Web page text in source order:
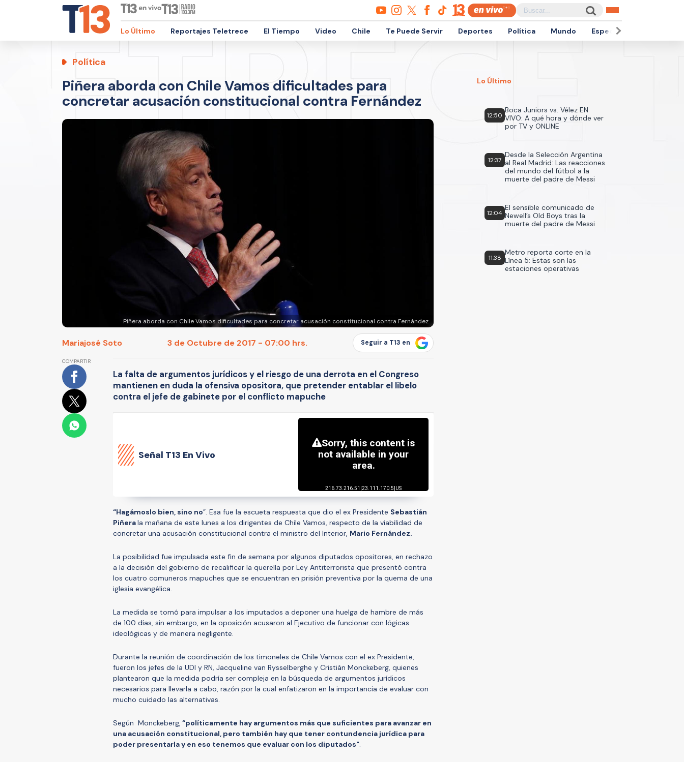
Lo Último Reportajes Teletrece El Tiempo Video Chile Te Puede Servir Deportes Política Mundo Espectáculos
Política
Piñera aborda con Chile Vamos dificultades para
concretar acusación constitucional contra Fernández
Piñera aborda con Chile Vamos dificultades para concretar acusación constitucional contra Fernández
Mariajosé Soto 3 de Octubre de 2017 - 07:00 hrs. Seguir a T13 en
COMPARTIR
La falta de argumentos jurídicos y el riesgo de una derrota en el Congreso
mantienen en duda la ofensiva opositora, que pretender entablar el libelo
contra el jefe de gabinete por el conflicto mapuche
Señal T13 En Vivo
“Hagámoslo bien, sino no”. Esa fue la escueta respuesta que dio el ex Presidente Sebastián
Piñerala mañana de este lunes a los dirigentes de Chile Vamos, respecto de la viabilidad de
concretar una acusación constitucional contra el ministro del Interior, Mario Fernández.
La posibilidad fue impulsada este fin de semana por algunos diputados opositores, en rechazo
a la decisión del gobierno de recalificar la querella por Ley Antiterrorista que presentó contra
los cuatro comuneros mapuches que se encuentran en prisión preventiva por la quema de una
iglesia evangélica.
La medida se tomó para impulsar a los imputados a deponer una huelga de hambre de más
de 100 días, sin embargo, en la oposición acusaron al Ejecutivo de funcionar con lógicas
ideológicas y de manera negligente.
Durante la reunión de coordinación de los timoneles de Chile Vamos con el ex Presidente,
fueron los jefes de la UDI y RN, Jacqueline van Rysselberghe y Cristián Monckeberg, quienes
plantearon que la medida podría ser compleja en la búsqueda de argumentos jurídicos
necesarios para llevarla a cabo, razón por la cual enfatizaron en la importancia de evaluar con
mucho cuidado las alternativas.
Según Monckeberg, “políticamente hay argumentos más que suficientes para avanzar en
una acusación constitucional, pero también hay que tener contundencia jurídica para
poder presentarla y en eso tenemos que evaluar con los diputados".
Lo Último
12:50
Boca Juniors vs. Vélez EN
VIVO: A qué hora y dónde ver
por TV y ONLINE
12:37
Desde la Selección Argentina
al Real Madrid: Las reacciones
del mundo del fútbol a la
muerte del padre de Messi
12:04
El sensible comunicado de
Newell’s Old Boys tras la
muerte del padre de Messi
11:38
Metro reporta corte en la
Línea 5: Estas son las
estaciones operativas